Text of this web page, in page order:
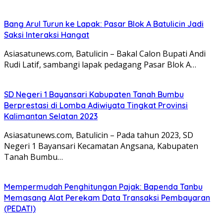
Bang Arul Turun ke Lapak: Pasar Blok A Batulicin Jadi
Saksi Interaksi Hangat
Asiasatunews.com, Batulicin – Bakal Calon Bupati Andi
Rudi Latif, sambangi lapak pedagang Pasar Blok A…
SD Negeri 1 Bayansari Kabupaten Tanah Bumbu
Berprestasi di Lomba Adiwiyata Tingkat Provinsi
Kalimantan Selatan 2023
Asiasatunews.com, Batulicin – Pada tahun 2023, SD
Negeri 1 Bayansari Kecamatan Angsana, Kabupaten
Tanah Bumbu…
Mempermudah Penghitungan Pajak: Bapenda Tanbu
Memasang Alat Perekam Data Transaksi Pembayaran
(PEDATI)